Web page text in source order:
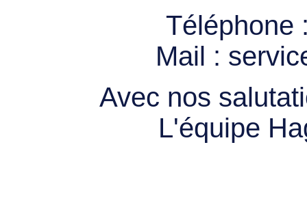
Téléphone
Mail :
Avec nos
L'équipe